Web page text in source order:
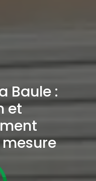
Baule :
et